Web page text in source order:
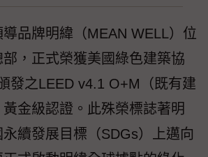
品牌明緯（MEAN WELL）位
，正式榮獲美國綠色建築協
發之LEED v4.1 O+M（既有建
金級認證。此殊榮標誌著明
續發展目標（SDGs）上邁向